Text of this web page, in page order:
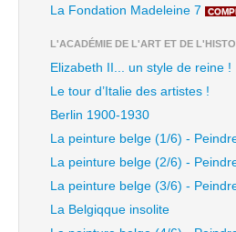
La Fondation Madeleine 7
L'ACADÉMIE DE L'ART ET DE
Elizabeth II... un style de reine !
Le tour d’Italie des artistes !
Berlin 1900-1930
La peinture belge (1/6) -
La peinture belge (2/6) -
La peinture belge (3/6) -
La Belgiqque insolite